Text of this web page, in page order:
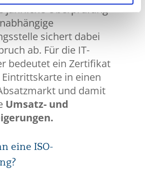
jährliche Überprüfung
sichert dabei
ab. Für die IT-
bedeutet ein Zertifikat
in einen
und damit
Umsatz- und
eine ISO-